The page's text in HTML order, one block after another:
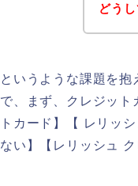
どう
というような課題を
で、まず、クレジット
トカード】【 レリッ
ない】【レリッシュ